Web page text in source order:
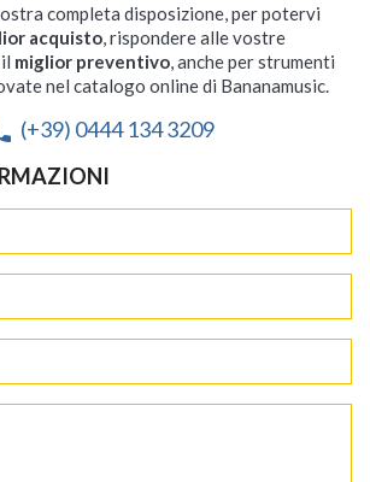
completa disposizione, per potervi
acquisto , rispondere alle vostre
miglior preventivo , anche per strumenti
nel catalogo online di Bananamusic.
(+39) 0444 134 3209